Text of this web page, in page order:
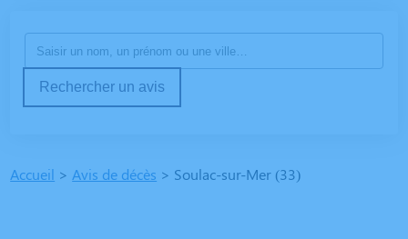
Rechercher un avis
Accueil > Avis de décès > Soulac-sur-Mer (33)